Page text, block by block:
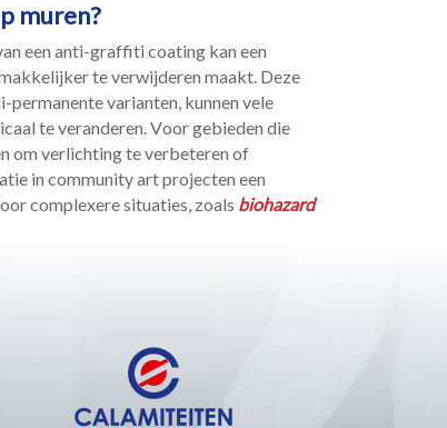
muren?
een anti-graffiti coating kan een
te verwijderen maakt.​ Deze
varianten, kunnen vele
te veranderen.​ Voor gebieden die
om verlichting te verbeteren of
in community art projecten een
complexere situaties, zoals biohazard